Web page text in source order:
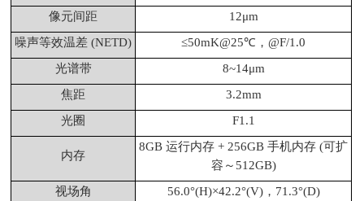
像元间距
12μm
噪声等效温差 (NETD)
≤50mK@25℃，@F/1.0
光谱带
8~14μm
焦距
3.2mm
光圈
F1.1
内存
8GB 运行内存 + 256GB 手机内存 (可扩
容～512GB)
视场角
56.0°(H)×42.2°(V)，71.3°(D)